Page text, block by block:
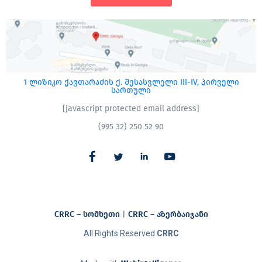
1 ლიზიკო ქავთარაძის ქ. შესასვლელი III-IV, პირველი
სართული
[javascript protected email address]
(995 32) 250 52 90
All Rights Reserved CRRC
CRRC – სომხეთი| CRRC – აზერბაიჯანი​